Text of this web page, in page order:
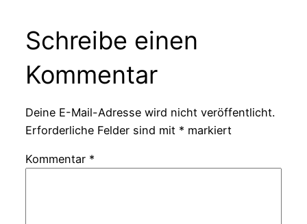
Schreibe einen
Kommentar
Deine E-Mail-Adresse wird nicht veröffentlicht.
Erforderliche Felder sind mit * markiert
Kommentar *